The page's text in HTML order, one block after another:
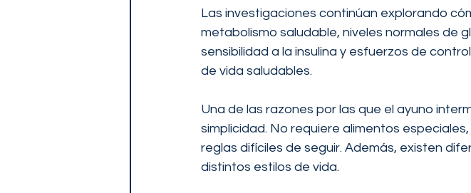
Las investigaciones continúan explorando
metabolismo saludable, niveles normales de
sensibilidad a la insulina y esfuerzos de
de vida saludables.
Una de las razones por las que el ayuno
simplicidad. No requiere alimentos
reglas difíciles de seguir. Además, existen
distintos estilos de vida.